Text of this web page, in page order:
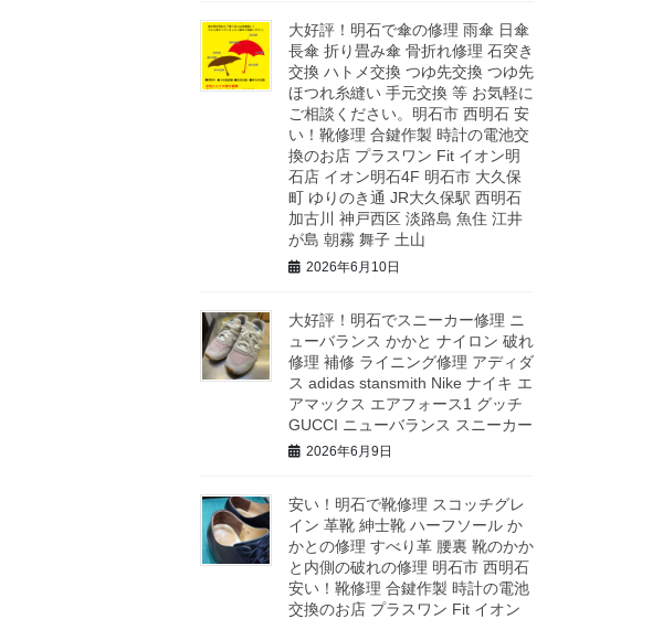
大好評！明石で傘の修理 雨傘 日傘
長傘 折り畳み傘 骨折れ修理 石突き
交換 ハトメ交換 つゆ先交換 つゆ先
ほつれ糸縫い 手元交換 等 お気軽に
ご相談ください。明石市 西明石 安
い！靴修理 合鍵作製 時計の電池交
換のお店 プラスワン Fit イオン明
石店 イオン明石4F 明石市 大久保
町 ゆりのき通 JR大久保駅 西明石
加古川 神戸西区 淡路島 魚住 江井
が島 朝霧 舞子 土山
2026年6月10日
大好評！明石でスニーカー修理 ニ
ューバランス かかと ナイロン 破れ
修理 補修 ライニング修理 アディダ
ス adidas stansmith Nike ナイキ エ
アマックス エアフォース1 グッチ
GUCCI ニューバランス スニーカー
2026年6月9日
安い！明石で靴修理 スコッチグレ
イン 革靴 紳士靴 ハーフソール か
かとの修理 すべり革 腰裏 靴のかか
と内側の破れの修理 明石市 西明石
安い！靴修理 合鍵作製 時計の電池
交換のお店 プラスワン Fit イオン